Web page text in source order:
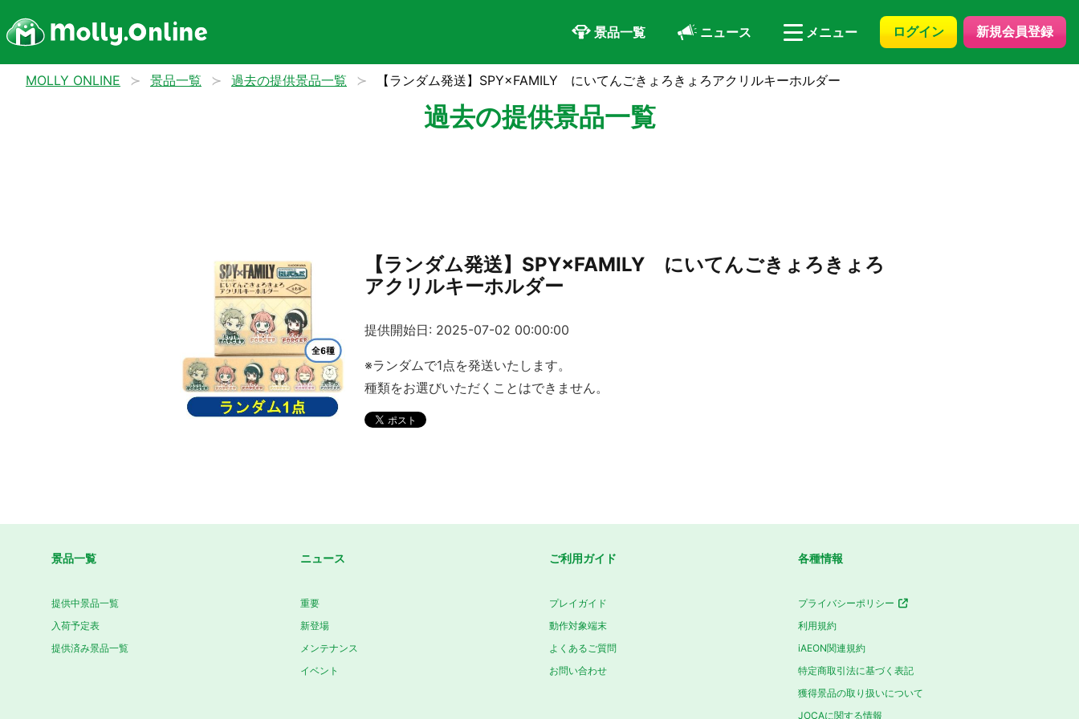
景品一覧 ニュース メニュー ログイン 新規会員登録
MOLLY ONLINE 景品一覧 過去の提供景品一覧 【ランダム発送】SPY×FAMILY にいてんごきょろきょろアクリルキーホルダー
過去の提供景品一覧
【ランダム発送】SPY×FAMILY にいてんごきょろきょろ
アクリルキーホルダー
提供開始日: 2025-07-02 00:00:00
※ランダムで1点を発送いたします。
種類をお選びいただくことはできません。
景品一覧
提供中景品一覧
入荷予定表
提供済み景品一覧
ニュース
重要
新登場
メンテナンス
イベント
ご利用ガイド
プレイガイド
動作対象端末
よくあるご質問
お問い合わせ
各種情報
プライバシーポリシー
利用規約
iAEON関連規約
特定商取引法に基づく表記
獲得景品の取り扱いについて
JOCAに関する情報